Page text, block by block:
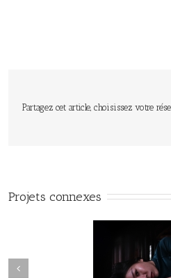
Partagez cet article, choisissez votre
Projets connexes
Fleuve #040